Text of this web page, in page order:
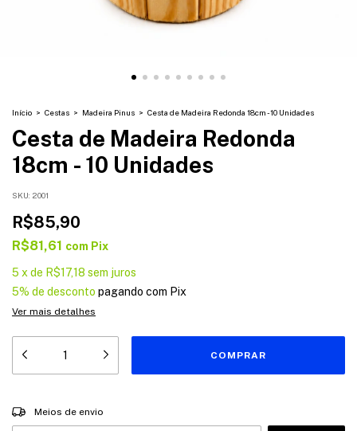
Início > Cestas > Madeira Pinus > Cesta de Madeira Redonda 18cm - 10 Unidades
Cesta de Madeira Redonda
18cm - 10 Unidades
SKU: 2001
R$85,90
R$81,61 com Pix
5 x de R$17,18 sem juros
5% de desconto pagando com Pix
Ver mais detalhes
Entregas para o CEP:
Meios de envio